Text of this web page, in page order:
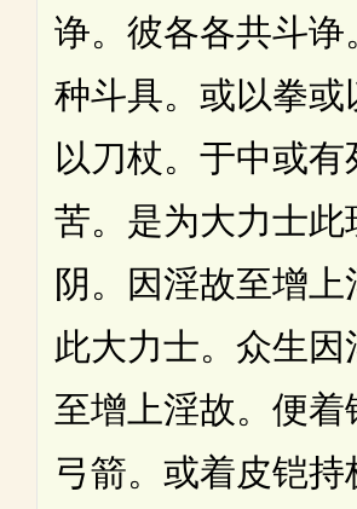
诤。彼各各共斗诤
种斗具。或以拳或
以刀杖。于中或有
苦。是为大力士此
阴。因淫故至增上
此大力士。众生因
至增上淫故。便着
弓箭。或着皮铠持